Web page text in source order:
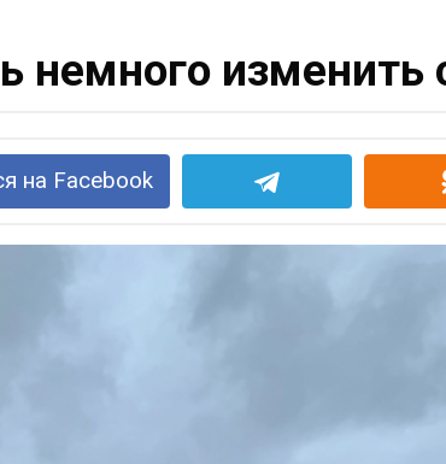
немного изменить
на Facebook